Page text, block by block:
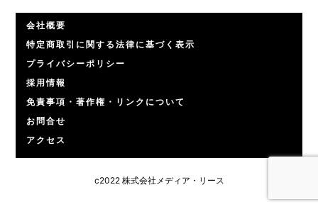
会社概要
特定商取引に関する法律に基づく表示
プライバシーポリシー
採用情報
免責事項・著作権・リンクについて
お問合せ
アクセス
c2022 株式会社メディア・リース